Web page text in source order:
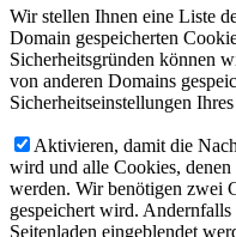
Wir stellen Ihnen eine Liste
Domain gespeicherten
Sicherheitsgründen können
von anderen Domains
Sicherheitseinstellungen
Aktivieren, damit die
wird und alle Cookies,
werden. Wir benötigen zwei
gespeichert wird.
Seitenladen eingeblendet